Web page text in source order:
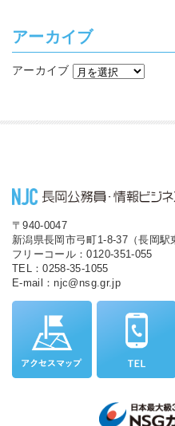
アーカイブ
アーカイブ
〒940-0047
新潟県長岡市弓町1-8-37（長岡駅
フリーコール：0120-351-055
TEL：0258-35-1055
E-mail：njc@nsg.gr.jp